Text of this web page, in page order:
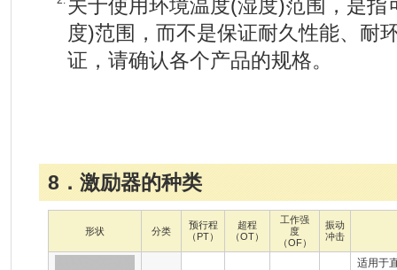
关于使用环境温度(湿度)范围，是
度)范围，而不是保证耐久性能、耐
证，请确认各个产品的规格。
8．激励器的种类
形状 分类
预行程
（PT）
超程
（OT）
工作强
度
（OF）
振动
冲击
适用于